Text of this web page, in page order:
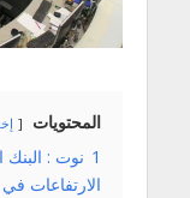
المحتويات
1 نوت : البنك
الارتفاعات